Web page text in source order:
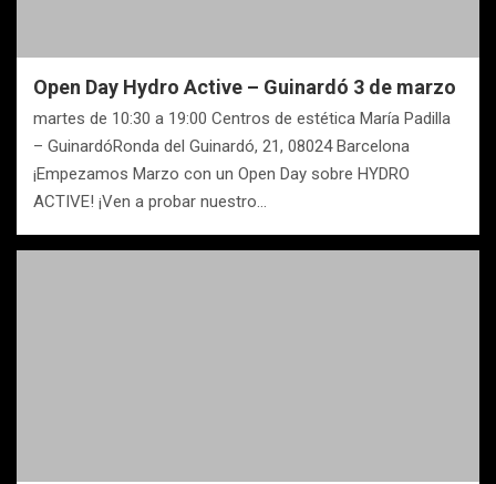
Open Day Hydro Active – Guinardó 3 de marzo
martes de 10:30 a 19:00 Centros de estética María Padilla
– GuinardóRonda del Guinardó, 21, 08024 Barcelona
¡Empezamos Marzo con un Open Day sobre HYDRO
ACTIVE! ¡Ven a probar nuestro…